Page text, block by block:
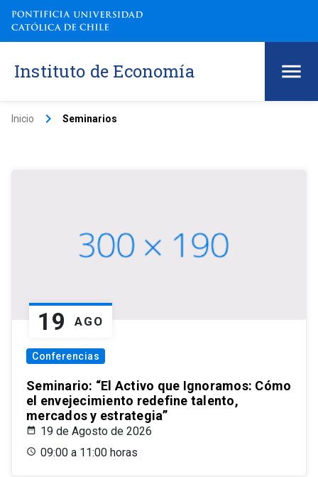
Instituto de Economía
Inicio keyboard_arrow_right Seminarios
19 AGO
Conferencias
Seminario: “El Activo que Ignoramos: Cómo
el envejecimiento redefine talento,
mercados y estrategia”
19 de Agosto de 2026
09:00 a 11:00 horas